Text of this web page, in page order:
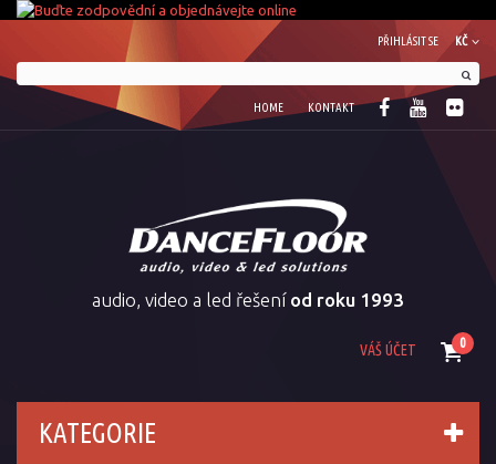
KČ
PŘIHLÁSIT SE
HOME KONTAKT
audio, video a led řešení od roku 1993
0
VÁŠ ÚČET
KATEGORIE